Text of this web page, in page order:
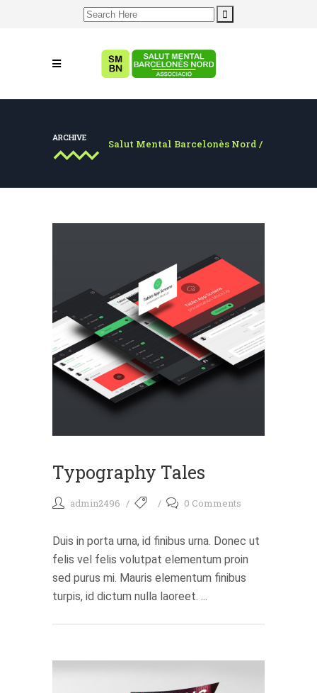
Search
ARCHIVE
Salut Mental Barcelonès Nord /
Typography Tales
admin2496 0 Comments
Duis in porta urna, id finibus urna. Donec ut
felis vel felis volutpat elementum proin
sed purus mi. Mauris elementum finibus
turpis, id dictum nulla laoreet. ...